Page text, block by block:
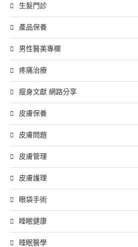
生髮門診
產品保養
男性醫美專欄
疼痛治療
瘦身文獻 網路分享
皮膚保養
皮膚問題
皮膚管理
皮膚護理
眼袋手術
睡眠健康
睡眠醫學